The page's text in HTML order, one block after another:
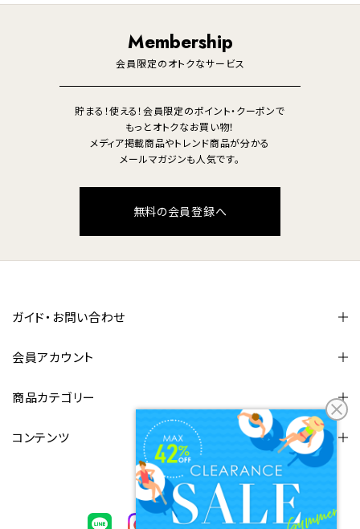
調理家電 生活家電
Membership
会員限定のオトクなサービス
貯まる！使える！会員限定のポイント・クーポンで
もっとオトクなお買い物！
メディア掲載商品やトレンド商品が分かる
メールマガジンも人気です。
無料の会員登録へ
ガイド・お問い合わせ
会員アカウント
商品カテゴリー
コンテンツ
FOLLOW US